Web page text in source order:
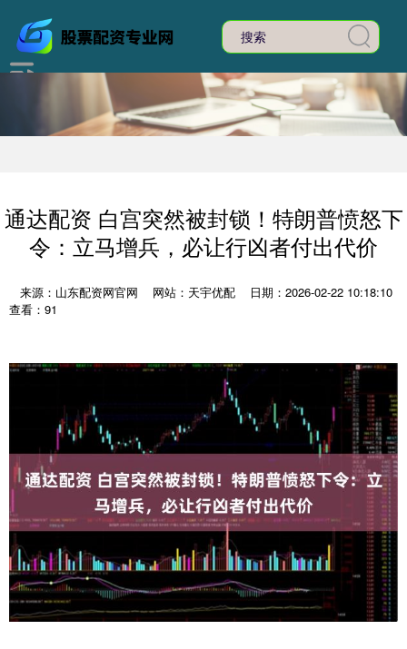
通达配资 白宫突然被封锁！特朗普愤怒下
令：立马增兵，必让行凶者付出代价
来源：山东配资网官网 网站：天宇优配
日期：2026-02-22 10:18:10
查看：91